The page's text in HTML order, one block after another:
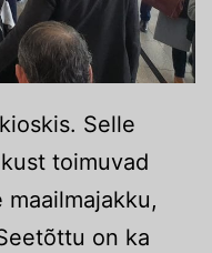
Selle
toimuvad
on ka